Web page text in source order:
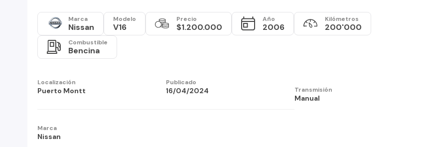
Marca
Nissan
Modelo
V16
Precio
$1.200.000
Año
2006
Kilómetros
200'000
Combustible
Bencina
Localización
Puerto Montt
Publicado
16/04/2024 Transmisión
Manual
Marca
Nissan